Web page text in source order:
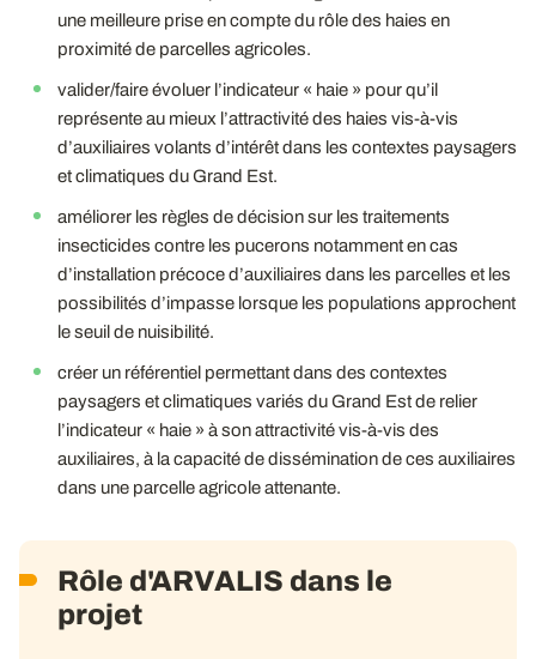
une meilleure prise en compte du rôle des haies en
proximité de parcelles agricoles.
valider/faire évoluer l’indicateur « haie » pour qu’il
représente au mieux l’attractivité des haies vis-à-vis
d’auxiliaires volants d’intérêt dans les contextes paysagers
et climatiques du Grand Est.
améliorer les règles de décision sur les traitements
insecticides contre les pucerons notamment en cas
d’installation précoce d’auxiliaires dans les parcelles et les
possibilités d’impasse lorsque les populations approchent
le seuil de nuisibilité.
créer un référentiel permettant dans des contextes
paysagers et climatiques variés du Grand Est de relier
l’indicateur « haie » à son attractivité vis-à-vis des
auxiliaires, à la capacité de dissémination de ces auxiliaires
dans une parcelle agricole attenante.
Rôle d'ARVALIS dans le
projet